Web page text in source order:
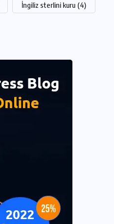
İngiliz sterlini kuru (4)